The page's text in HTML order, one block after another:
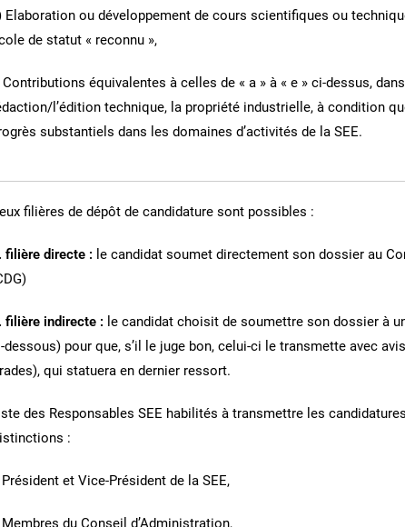
Elaboration ou développement de cours scientifiques ou
de statut « reconnu »,
équivalentes à celles de « a » à « e » ci-dessus,
l’édition technique, la propriété industrielle, à condition
substantiels dans les domaines d’activités de la SEE.
filières de dépôt de candidature sont possibles :
filière directe : le candidat soumet directement son dossier au
filière indirecte : le candidat choisit de soumettre son dossier à
dessous) pour que, s’il le juge bon, celui-ci le transmette avec
qui statuera en dernier ressort.
des Responsables SEE habilités à transmettre les
:
et Vice-Président de la SEE,
du Conseil d’Administration,